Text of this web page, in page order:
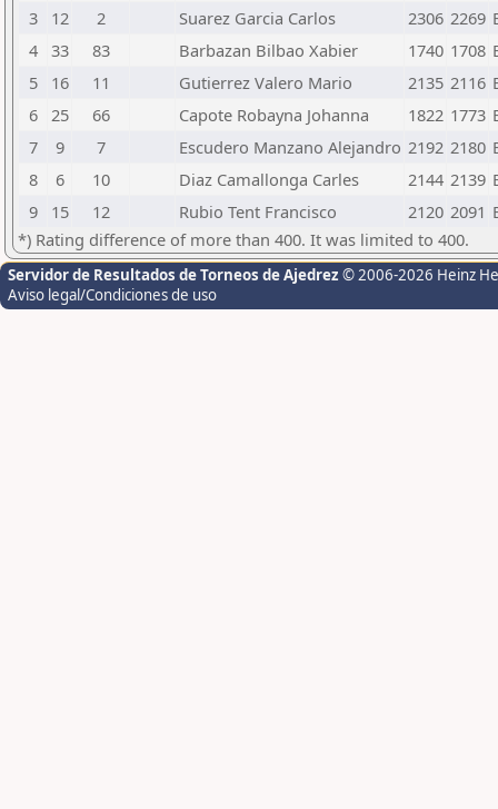
3
12 2 Suarez Garcia Carlos 2306 2269
4 33 83 Barbazan Bilbao Xabier 1740 1708
5
16 11 Gutierrez Valero Mario 2135 2116
6 25 66 Capote Robayna Johanna 1822 1773
7
9 7 Escudero Manzano Alejandro 2192 2180
8
6 10 Diaz Camallonga Carles 2144 2139
9
15 12 Rubio Tent Francisco 2120 2091
*) Rating difference of more than 400. It was limited to 400.
Servidor de Resultados de Torneos de Ajedrez © 2006-2026 Heinz
Aviso legal/Condiciones de uso